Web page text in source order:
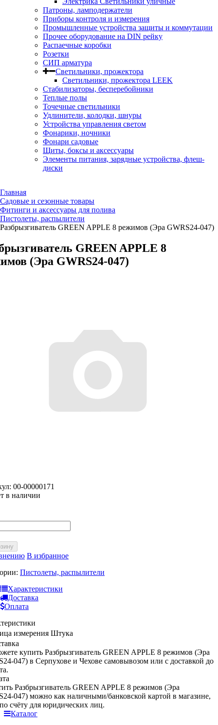
Патроны, ламподержатели
Приборы контроля и измерения
Промышленные устройства защиты и коммутации
Прочее оборудование на DIN рейку
Распаечные коробки
Розетки
СИП арматура
Светильники, прожектора
Светильники, прожектора LEEK
Стабилизаторы, бесперебойники
Теплые полы
Точечные светильники
Удлинители, колодки, шнуры
Устройства управления светом
Фонарики, ночники
Фонари садовые
Щиты, боксы и аксессуары
Элементы питания, зарядные устройства, флеш-
диски
Главная
Садовые и сезонные товары
Фитинги и аксессуары для полива
Пистолеты, распылители
Разбрызгиватель GREEN APPLE 8 режимов (Эра GWRS24-047)
GREEN APPLE 8
(Эра GWRS24-047)
00-00000171
в наличии
В избранное
Пистолеты, распылители
Характеристики
Доставка
Оплата
измерения Штука
купить Разбрызгиватель GREEN APPLE 8 режимов (Эра
047) в Серпухове и Чехове самовывозом или с доставкой до
Разбрызгиватель GREEN APPLE 8 режимов (Эра
047) можно как наличными/банковской картой в магазине,
счёту для юридических лиц.
Каталог